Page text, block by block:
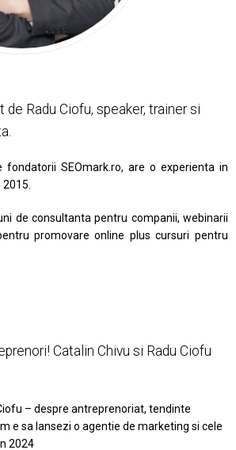
de Radu Ciofu, speaker, trainer si
fondatorii SEOmark.ro, are o experienta in
de consultanta pentru companii, webinarii
promovare online plus cursuri pentru
Catalin Chivu si Radu Ciofu
– despre antreprenoriat, tendinte
e sa lansezi o agentie de marketing si cele
2024